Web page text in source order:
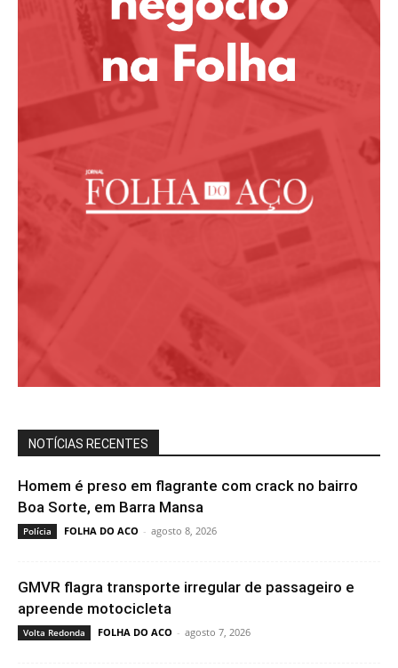
NOTÍCIAS RECENTES
Homem é preso em flagrante com crack no bairro
Boa Sorte, em Barra Mansa
Polícia FOLHA DO ACO - agosto 8, 2026
GMVR flagra transporte irregular de passageiro e
apreende motocicleta
Volta Redonda FOLHA DO ACO - agosto 7, 2026